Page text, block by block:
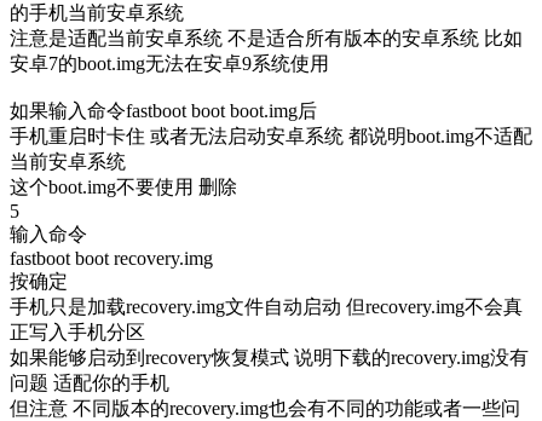
的手机当前安卓系统
注意是适配当前安卓系统 不是适合所有版本的安卓系统 比如
安卓7的boot.img无法在安卓9系统使用
如果输入命令fastboot boot boot.img后
手机重启时卡住 或者无法启动安卓系统 都说明boot.img不适配
当前安卓系统
这个boot.img不要使用 删除
5
输入命令
fastboot boot recovery.img
按确定
手机只是加载recovery.img文件自动启动 但recovery.img不会真
正写入手机分区
如果能够启动到recovery恢复模式 说明下载的recovery.img没有
问题 适配你的手机
但注意 不同版本的recovery.img也会有不同的功能或者一些问